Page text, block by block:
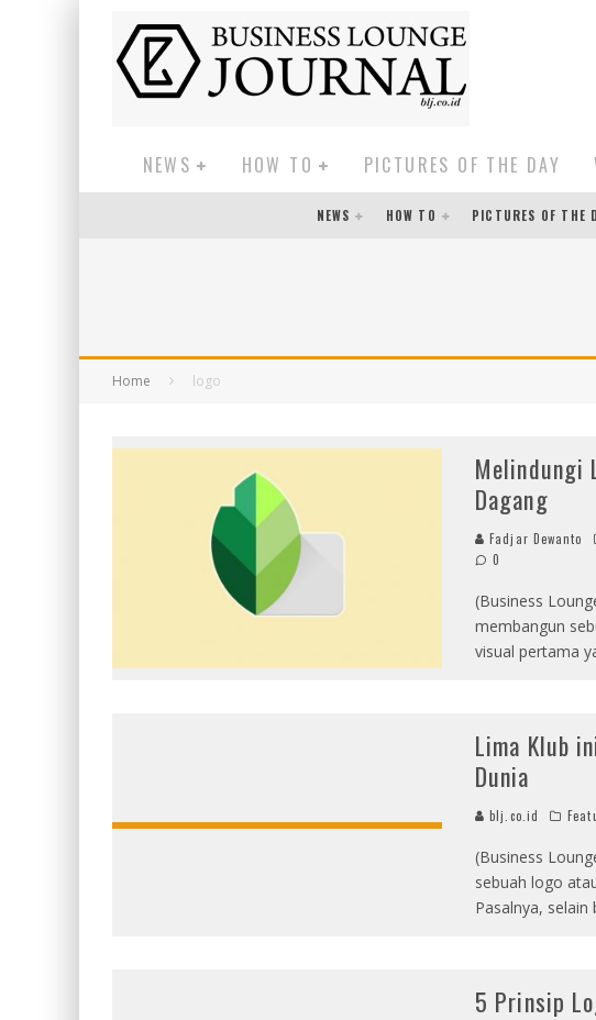
NEWS HOW TO PICTURES OF THE DAY
NEWS HOW TO PICTURES OF THE
Home logo
Melindungi
Dagang
Fadjar Dewanto
0
(Business
membangun
visual pertama
Lima Klub
Dunia
blj.co.id
(Business
sebuah logo
Pasalnya, selain
5 Prinsip